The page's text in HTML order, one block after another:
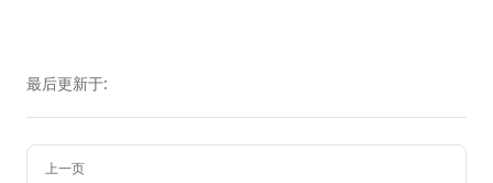
最后更新于:
Pager
上一页